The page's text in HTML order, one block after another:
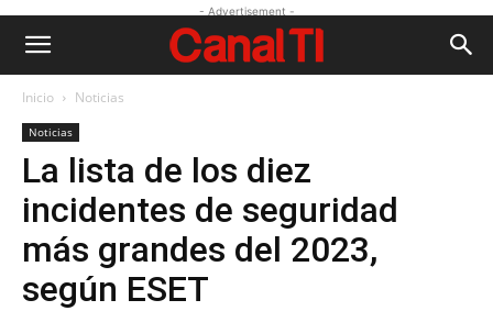
- Advertisement -
Inicio Noticias
Noticias
La lista de los diez
incidentes de seguridad
más grandes del 2023,
según ESET